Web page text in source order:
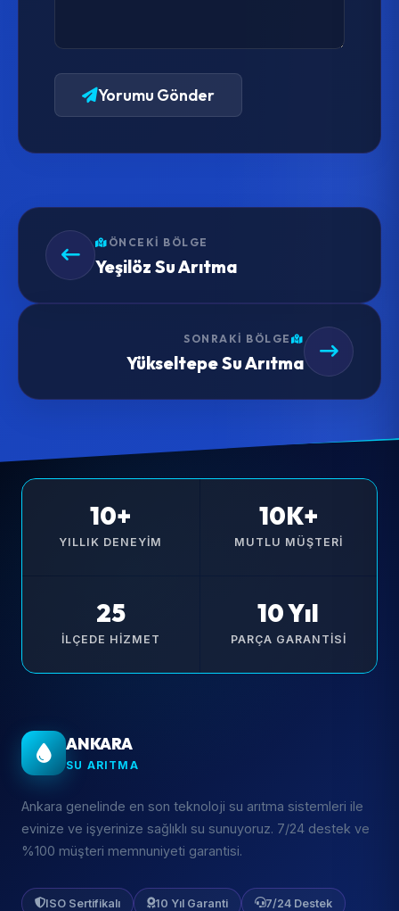
Yorumu Gönder
ÖNCEKI BÖLGE
Yeşilöz Su Arıtma
SONRAKI BÖLGE
Yükseltepe Su Arıtma
10+
YILLIK DENEYIM
10K+
MUTLU MÜŞTERI
25
İLÇEDE HIZMET
10 Yıl
PARÇA GARANTISI
ANKARA
SU ARITMA
Ankara genelinde en son teknoloji su arıtma sistemleri ile
evinize ve işyerinize sağlıklı su sunuyoruz. 7/24 destek ve
%100 müşteri memnuniyeti garantisi.
ISO Sertifikalı 10 Yıl Garanti 7/24 Destek